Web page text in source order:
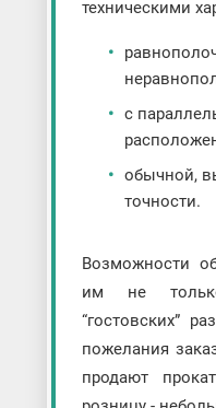
техническими
с
обычной,
точности.
Возможности
им не
“гостовских”
пожелания
продают